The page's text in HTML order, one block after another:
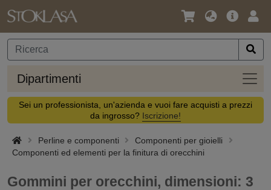
Lingua
Valuta
Offerta
Dipartimenti
Sei un professionista, un'azienda e vuoi fare acquisti a prezzi
da ingrosso? Iscrizione!
Perline e componenti
Componenti per gioielli
Componenti ed elementi per la finitura di orecchini
Gommini per orecchini, dimensioni: 3